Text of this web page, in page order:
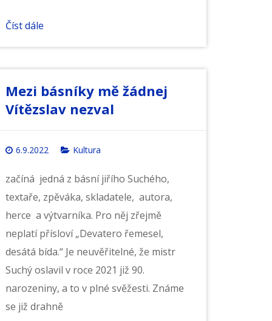
Číst dále
Mezi básníky mě žádnej
Vítězslav nezval
6.9.2022 Kultura
začíná jedná z básní jiřího Suchého,
textaře, zpěváka, skladatele, autora,
herce a výtvarníka. Pro něj zřejmě
neplatí přísloví „Devatero řemesel,
desátá bída.“ Je neuvěřitelné, že mistr
Suchý oslavil v roce 2021 již 90.
narozeniny, a to v plné svěžesti. Známe
se již drahně